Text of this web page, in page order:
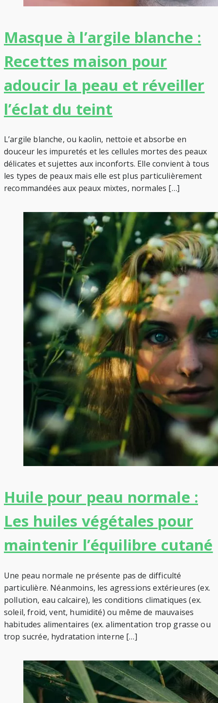
Masque à l’argile blanche :
Recettes maison pour
adoucir la peau et réveiller
l’éclat du teint
L’argile blanche, ou kaolin, nettoie et absorbe en
douceur les impuretés et les cellules mortes des peaux
délicates et sujettes aux inconforts. Elle convient à tous
les types de peaux mais elle est plus particulièrement
recommandées aux peaux mixtes, normales […]
Huile pour peau normale :
Les huiles végétales pour
maintenir l’équilibre cutané
Une peau normale ne présente pas de difficulté
particulière. Néanmoins, les agressions extérieures (ex.
pollution, eau calcaire), les conditions climatiques (ex.
soleil, froid, vent, humidité) ou même de mauvaises
habitudes alimentaires (ex. alimentation trop grasse ou
trop sucrée, hydratation interne […]